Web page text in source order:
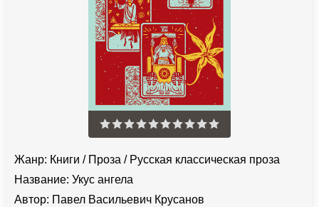
Жанр: Книги / Проза / Русская классическая проза
Название: Укус ангела
Автор: Павел Васильевич Крусанов